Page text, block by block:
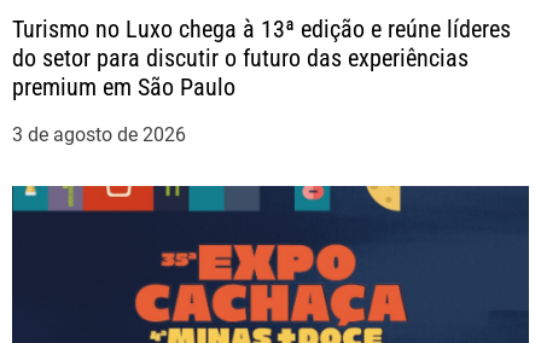
t
Turismo no Luxo chega à 13ª edição e reúne líderes
do setor para discutir o futuro das experiências
premium em São Paulo
3 de agosto de 2026